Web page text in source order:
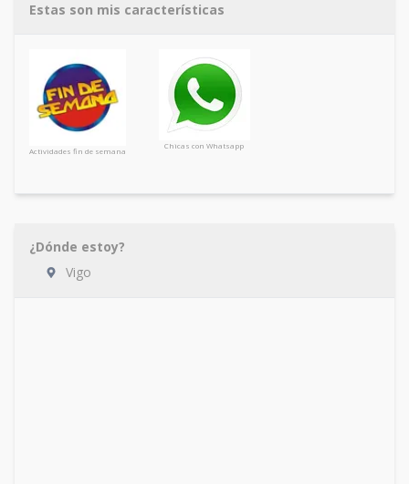
Estas son mis características
Actividades fin de semana
Chicas con Whatsapp
¿Dónde estoy?
Vigo